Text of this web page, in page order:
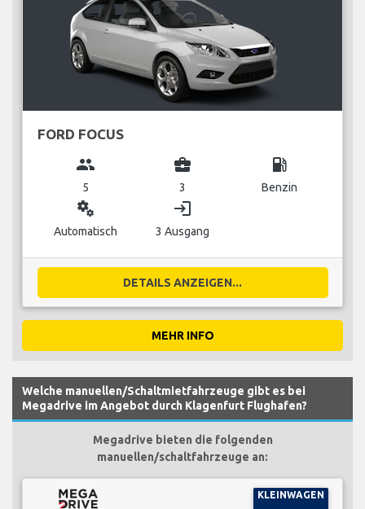
FORD FOCUS
group
5
business_center
3
local_gas_station
Benzin
miscellaneous_services
Automatisch
login
3 Ausgang
DETAILS ANZEIGEN...
MEHR INFO
Welche manuellen/Schaltmietfahrzeuge gibt es bei
Megadrive im Angebot durch Klagenfurt Flughafen?
Megadrive bieten die folgenden
manuellen/schaltfahrzeuge an:
KLEINWAGEN